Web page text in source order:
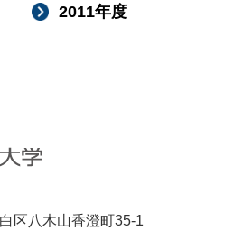
2011年度
区八木山香澄町35-1